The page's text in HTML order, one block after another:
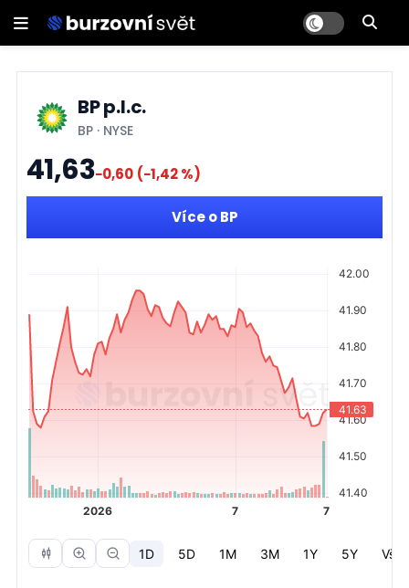
BP p.l.c.
BP · NYSE
Více o BP
41,63−0,60 (−1,42 %)